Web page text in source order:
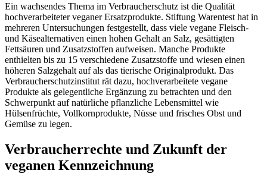
Ein wachsendes Thema im Verbraucherschutz ist die Qualität
hochverarbeiteter veganer Ersatzprodukte. Stiftung Warentest hat in
mehreren Untersuchungen festgestellt, dass viele vegane Fleisch-
und Käsealternativen einen hohen Gehalt an Salz, gesättigten
Fettsäuren und Zusatzstoffen aufweisen. Manche Produkte
enthielten bis zu 15 verschiedene Zusatzstoffe und wiesen einen
höheren Salzgehalt auf als das tierische Originalprodukt. Das
Verbraucherschutzinstitut rät dazu, hochverarbeitete vegane
Produkte als gelegentliche Ergänzung zu betrachten und den
Schwerpunkt auf natürliche pflanzliche Lebensmittel wie
Hülsenfrüchte, Vollkornprodukte, Nüsse und frisches Obst und
Gemüse zu legen.
Verbraucherrechte und Zukunft der
veganen Kennzeichnung